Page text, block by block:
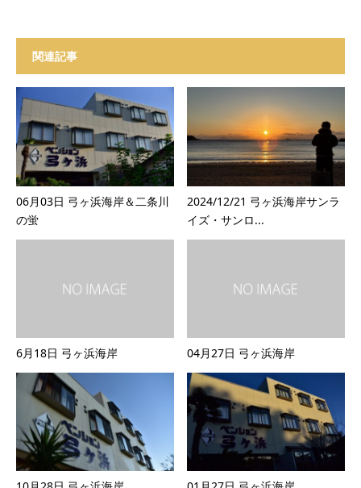
関連記事
06月03日 弓ヶ浜海岸＆二条川
の蛍
2024/12/21 弓ヶ浜海岸サンラ
イズ・サンロ...
6月18日 弓ヶ浜海岸 04月27日 弓ヶ浜海岸